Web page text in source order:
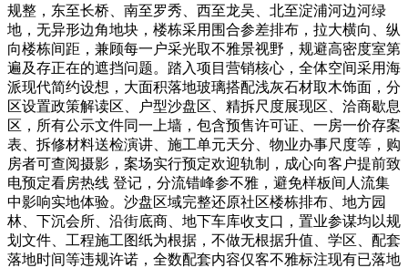
规整，东至长桥、南至罗秀、西至龙吴、北至淀浦河边河绿
地，无异形边角地块，楼栋采用围合参差排布，拉大横向、纵
向楼栋间距，兼顾每一户采光取不雅景视野，规避高密度室第
遍及存正在的遮挡问题。踏入项目营销核心，全体空间采用海
派现代简约设想，大面积落地玻璃搭配浅灰石材取木饰面，分
区设置政策解读区、户型沙盘区、精拆尺度展现区、洽商歇息
区，所有公示文件同一上墙，包含预售许可证、一房一价存案
表、拆修材料送检演讲、施工单元天分、物业办事尺度等，购
房者可查阅摄影，案场实行预定欢迎轨制，成心向客户提前致
电预定看房热线 登记，分流错峰参不雅，避免样板间人流集
中影响实地体验。沙盘区域完整还原社区楼栋排布、地方园
林、下沉会所、沿街底商、地下车库收支口，置业参谋均以规
划文件、工程施工图纸为根据，不做无根据升值、学区、配套
落地时间等违规许诺，全数配套内容仅客不雅标注现有已落地